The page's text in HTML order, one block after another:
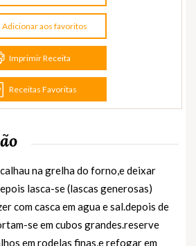
Adicionar aos favoritos
Imprimir Receita
Receitas Favoritas
na grelha do forno,e deixar
lasca-se (lascas generosas)
com casca em agua e sal.depois de
se em cubos grandes.reserve
em rodelas finas,e refogar em